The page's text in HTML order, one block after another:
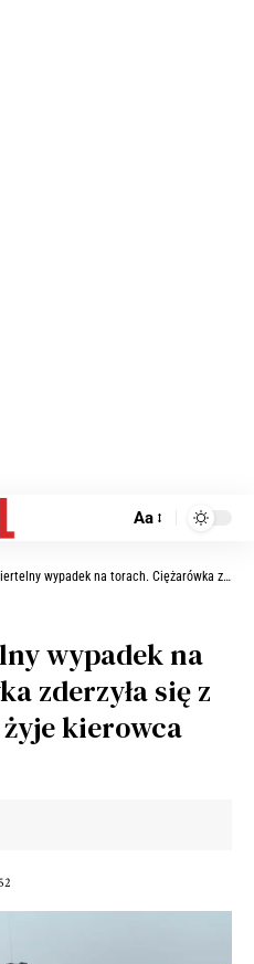
Aa
na torach. Ciężarówka zderzyła się z szynobusem. Nie żyje kierowca (ZDJĘCIA)
wypadek na
zderzyła się z
kierowca